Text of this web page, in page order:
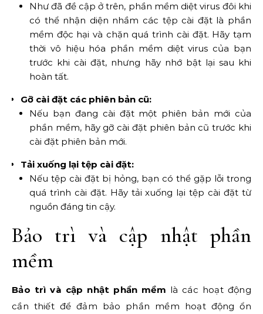
Như đã đề cập ở trên, phần mềm diệt virus đôi khi
có thể nhận diện nhầm các tệp cài đặt là phần
mềm độc hại và chặn quá trình cài đặt. Hãy tạm
thời vô hiệu hóa phần mềm diệt virus của bạn
trước khi cài đặt, nhưng hãy nhớ bật lại sau khi
hoàn tất.
Gỡ cài đặt các phiên bản cũ:
Nếu bạn đang cài đặt một phiên bản mới của
phần mềm, hãy gỡ cài đặt phiên bản cũ trước khi
cài đặt phiên bản mới.
Tải xuống lại tệp cài đặt:
Nếu tệp cài đặt bị hỏng, bạn có thể gặp lỗi trong
quá trình cài đặt. Hãy tải xuống lại tệp cài đặt từ
nguồn đáng tin cậy.
Bảo trì và cập nhật phần
mềm
Bảo trì và cập nhật phần mềm là các hoạt động
cần thiết để đảm bảo phần mềm hoạt động ổn